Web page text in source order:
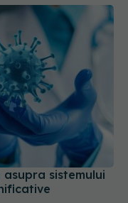
asupra sistemului